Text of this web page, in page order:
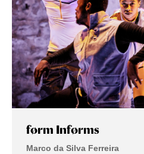
førm Inførms
Marco da Silva Ferreira